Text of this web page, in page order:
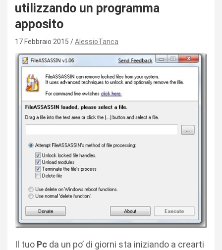
utilizzando un programma
apposito
17 Febbraio 2015 AlessioTanca
Il tuo Pc da un po’ di giorni sta iniziando a crearti